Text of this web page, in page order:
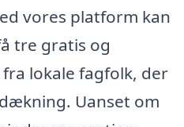
vores platform kan
tre gratis og
lokale fagfolk, der
Uanset om